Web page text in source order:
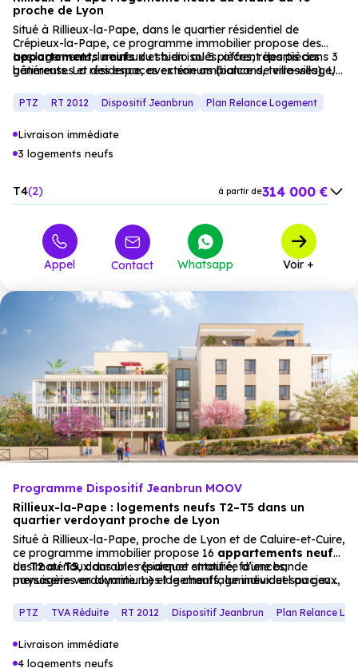
proche de Lyon
Situé à Rillieux-la-Pape, dans le quartier résidentiel de
Crépieux-la-Pape, ce programme immobilier propose des
appartementsneufsdu studio au 5 pièces, répartis dans 3
bâtiments. La résidence, avec son ambiance de ville-village,
Les logements, lumineux et bien isolés, offrent des pièces
généreuses et des espaces extérieurs (balcons, terrasses). Un
investissement locatif, dans un environnement résidentiel
apaisant. (Prix indiqués hors stationnement)
PTZ RT 2012 Dispositif Jeanbrun Plan Relance Logement
Livraison immédiate
3 logements neufs
T4 2 à partir de314 000 €
Appel Contact Whatsapp Voir +
Programme Dispositif Jeanbrun MOOV
Rillieux-la-Pape : logements neufs T2–T5 dans un
quartier verdoyant proche de Lyon
Situé à Rillieux-la-Pape, proche de Lyon et de Caluire-et-Cuire,
ce programme immobilier propose 16 appartements neufs
duT2auT5, dans une résidence entourée d’une bande
paysagère verdoyante. Les logements, lumineux et spacieux,
extérieurs (loggias, terrasses, jardins).
Les matériaux durables (parquet stratifié, faïences,
menuiseries en aluminium) et le chauffage individuel au gaz
sous-sol complète l’offre, pour une résidence principale ou un
investissement locatif réussi.
PTZ TVA Réduite RT 2012 Dispositif Jeanbrun Plan Relance
Livraison immédiate
4 logements neufs